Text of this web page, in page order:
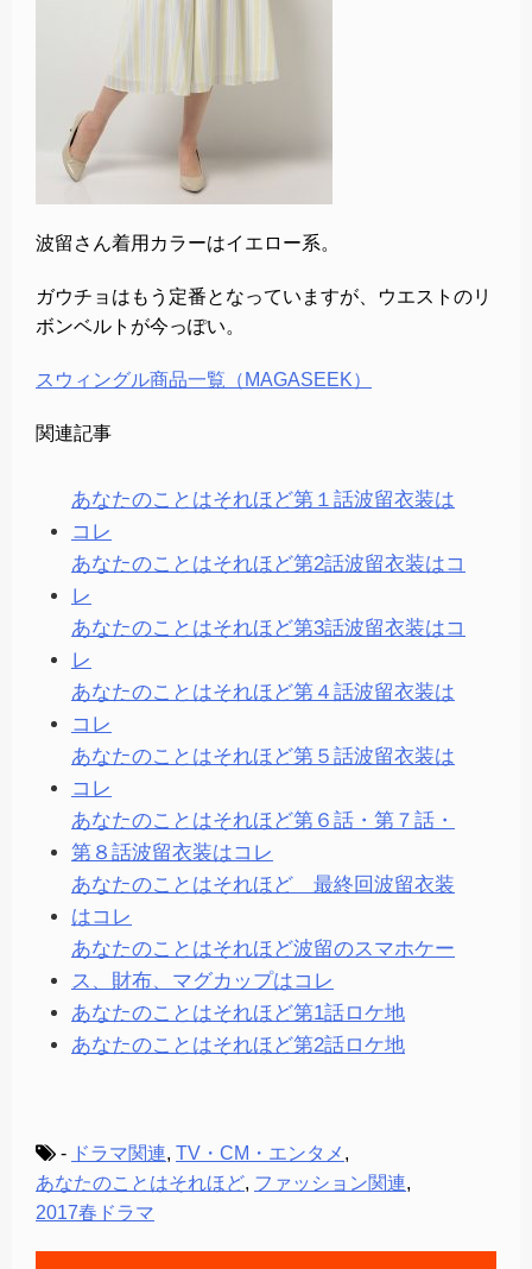
波留さん着用カラーはイエロー系。
ガウチョはもう定番となっていますが、ウエストのリ
ボンベルトが今っぽい。
スウィングル商品一覧（MAGASEEK）
関連記事
あなたのことはそれほど第１話波留衣装は
コレ
あなたのことはそれほど第2話波留衣装はコ
レ
あなたのことはそれほど第3話波留衣装はコ
レ
あなたのことはそれほど第４話波留衣装は
コレ
あなたのことはそれほど第５話波留衣装は
コレ
あなたのことはそれほど第６話・第７話・
第８話波留衣装はコレ
あなたのことはそれほど 最終回波留衣装
はコレ
あなたのことはそれほど波留のスマホケー
ス、財布、マグカップはコレ
あなたのことはそれほど第1話ロケ地
あなたのことはそれほど第2話ロケ地
- ドラマ関連, TV・CM・エンタメ ,
あなたのことはそれほど, ファッション関連,
2017春ドラマ